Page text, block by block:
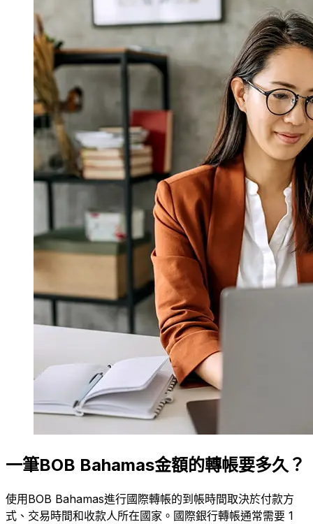
一筆BOB Bahamas金額的轉帳要多久？
使用BOB Bahamas進行國際轉帳的到帳時間取決於付款方
式、交易時間和收款人所在國家。國際銀行轉帳通常需要 1